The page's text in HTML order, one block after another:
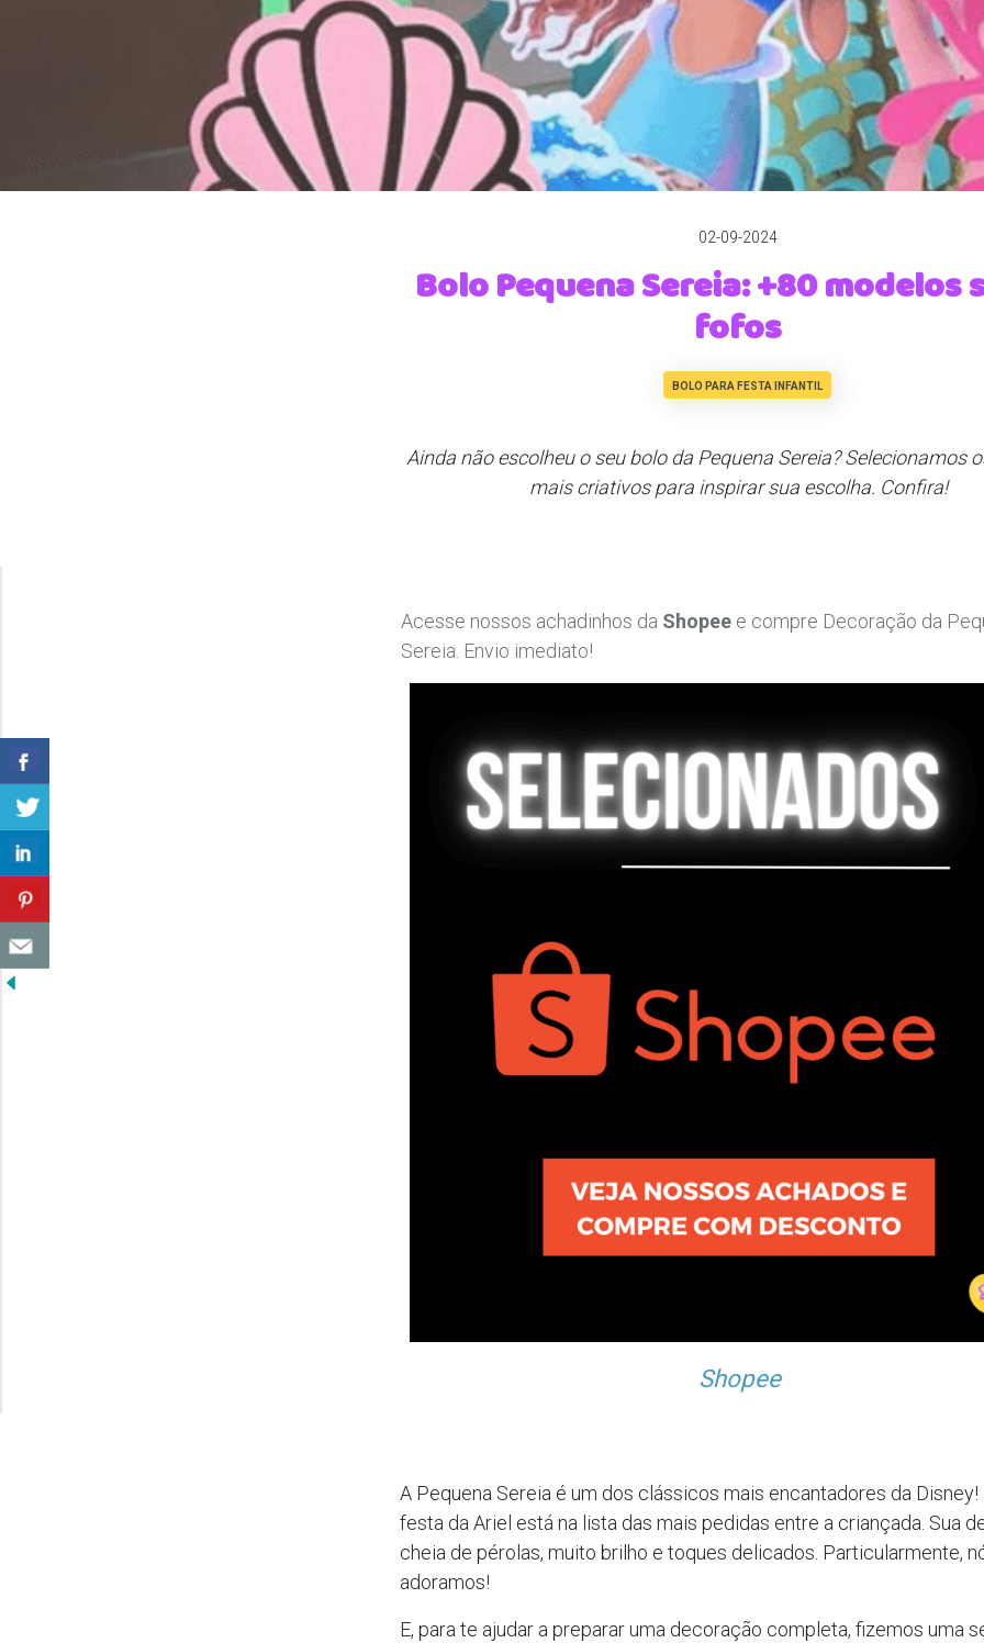
02-09-2024
Bolo Pequena Sereia: +80 modelos
fofos
BOLO PARA FESTA INFANTIL
Ainda não escolheu o seu bolo da Pequena Sereia? Selecionamos
mais criativos para inspirar sua escolha. Confira!
Acesse nossos achadinhos da Shopee e compre Decoração da
Sereia. Envio imediato!
Shopee
A Pequena Sereia é um dos clássicos mais encantadores da Disney!
festa da Ariel está na lista das mais pedidas entre a criançada. Sua
cheia de pérolas, muito brilho e toques delicados. Particularmente,
adoramos!
E, para te ajudar a preparar uma decoração completa, fizemos uma